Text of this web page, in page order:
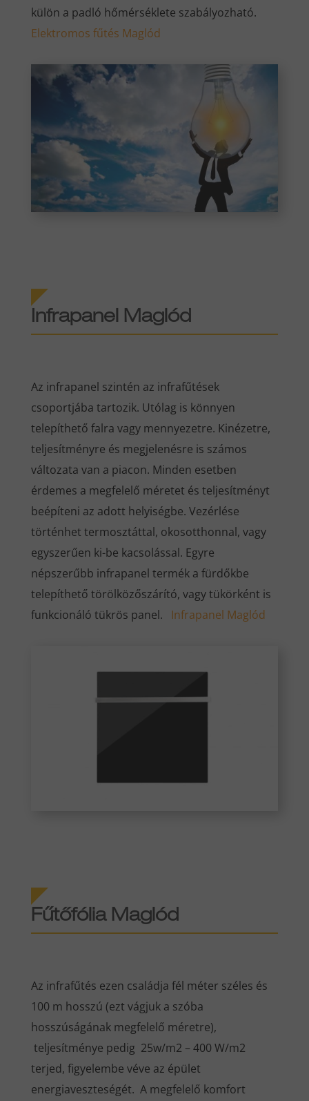
külön a padló hőmérséklete szabályozható.
Elektromos fűtés Maglód
Infrapanel Maglód
Az infrapanel szintén az infrafűtések
csoportjába tartozik. Utólag is könnyen
telepíthető falra vagy mennyezetre. Kinézetre,
teljesítményre és megjelenésre is számos
változata van a piacon. Minden esetben
érdemes a megfelelő méretet és teljesítményt
beépíteni az adott helyiségbe. Vezérlése
történhet termosztáttal, okosotthonnal, vagy
egyszerűen ki-be kacsolással. Egyre
népszerűbb infrapanel termék a fürdőkbe
telepíthető törölközőszárító, vagy tükörként is
funkcionáló tükrös panel. Infrapanel Maglód
Fűtőfólia Maglód
Az infrafűtés ezen családja fél méter széles és
100 m hosszú (ezt vágjuk a szóba
hosszúságának megfelelő méretre),
teljesítménye pedig 25w/m2 – 400 W/m2
terjed, figyelembe véve az épület
energiaveszteségét. A megfelelő komfort